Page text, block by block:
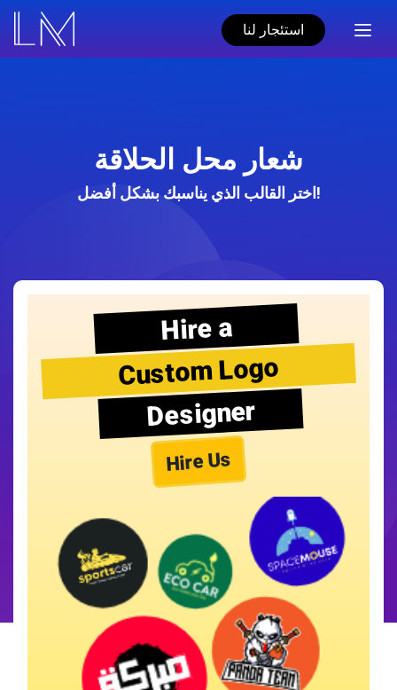
استئجار لنا
شعار محل الحلاقة
اختر القالب الذي يناسبك بشكل أفضل!
Hire a
Custom Logo
Designer
Hire Us